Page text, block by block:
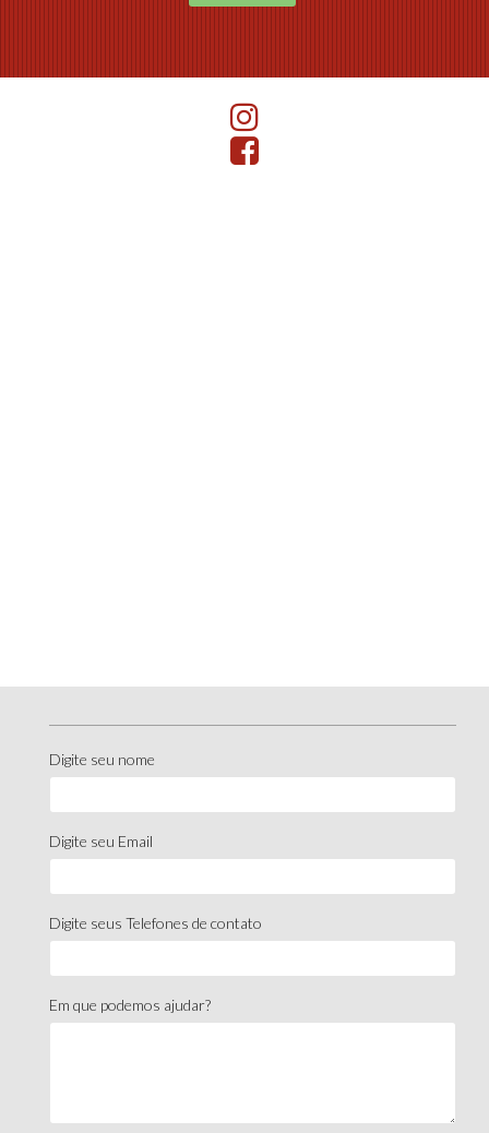
Digite seu nome
Digite seu Email
Digite seus Telefones de contato
Em que podemos ajudar?